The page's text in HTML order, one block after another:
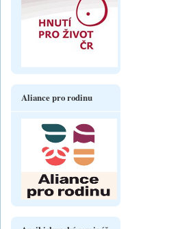
Aliance pro rodinu